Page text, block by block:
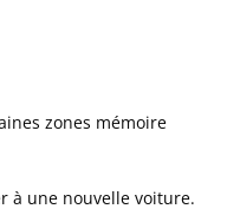
zones mémoire
à une nouvelle voiture.